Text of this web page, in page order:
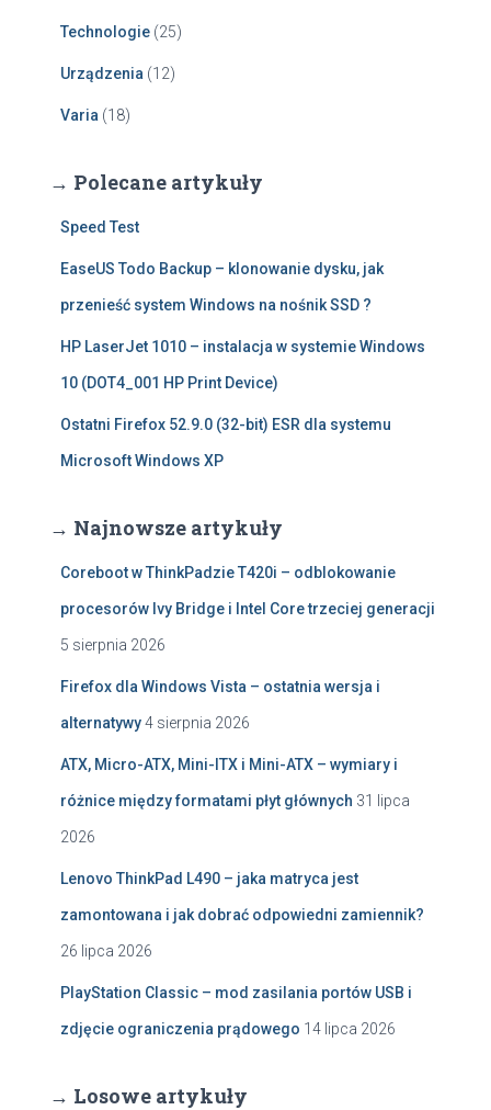
Technologie (25)
Urządzenia (12)
Varia (18)
→ Polecane artykuły
Speed Test
EaseUS Todo Backup – klonowanie dysku, jak
przenieść system Windows na nośnik SSD ?
HP LaserJet 1010 – instalacja w systemie Windows
10 (DOT4_001 HP Print Device)
Ostatni Firefox 52.9.0 (32-bit) ESR dla systemu
Microsoft Windows XP
→ Najnowsze artykuły
Coreboot w ThinkPadzie T420i – odblokowanie
procesorów Ivy Bridge i Intel Core trzeciej generacji
5 sierpnia 2026
Firefox dla Windows Vista – ostatnia wersja i
alternatywy4 sierpnia 2026
ATX, Micro-ATX, Mini-ITX i Mini-ATX – wymiary i
różnice między formatami płyt głównych 31 lipca
2026
Lenovo ThinkPad L490 – jaka matryca jest
zamontowana i jak dobrać odpowiedni zamiennik?
26 lipca 2026
PlayStation Classic – mod zasilania portów USB i
zdjęcie ograniczenia prądowego 14 lipca 2026
→ Losowe artykuły